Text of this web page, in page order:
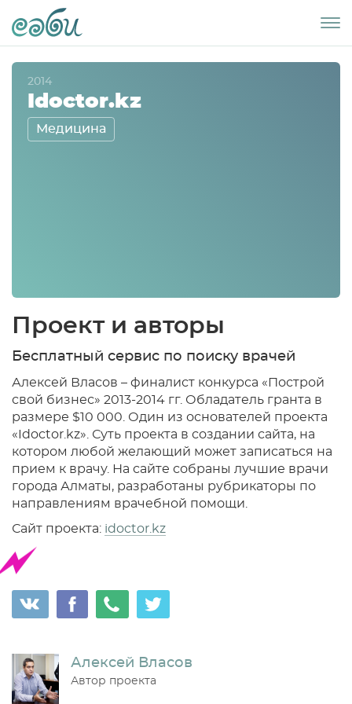
2014
Idoctor.kz
Медицина
Проект и авторы
Бесплатный сервис по поиску врачей
Алексей Власов – финалист конкурса «Построй
свой бизнес» 2013-2014 гг. Обладатель гранта в
размере $10 000. Один из основателей проекта
«Idoctor.kz». Суть проекта в создании сайта, на
котором любой желающий может записаться на
прием к врачу. На сайте собраны лучшие врачи
города Алматы, разработаны рубрикаторы по
направлениям врачебной помощи.
Сайт проекта: idoctor.kz
Алексей Власов
Автор проекта